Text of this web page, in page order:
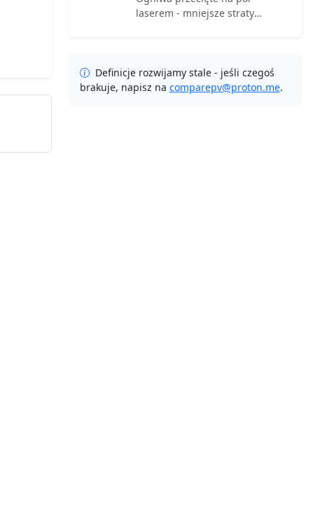
laserem - mniejsze straty
Definicje rozwijamy stale - jeśli czegoś
brakuje, napisz na comparepv@proton.me.